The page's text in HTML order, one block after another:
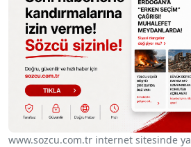
www.sozcu.com.tr internet sitesinde